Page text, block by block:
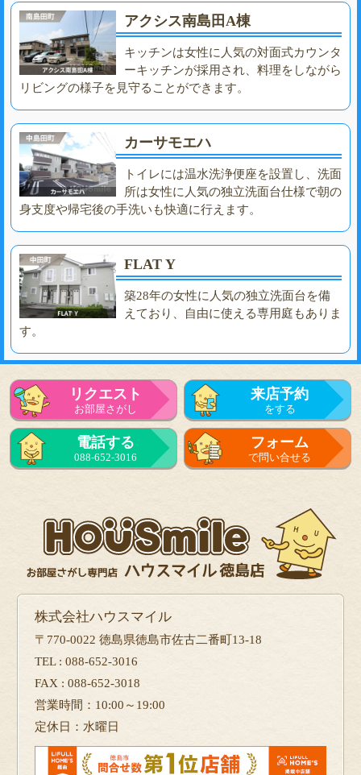
アクシス南島田A棟
キッチンは女性に人気の対面式カウンタ
ーキッチンが採用され、料理をしながら
リビングの様子を見守ることができます。
カーサモエハ
トイレには温水洗浄便座を設置し、洗面
所は女性に人気の独立洗面台仕様で朝の
身支度や帰宅後の手洗いも快適に行えます。
FLAT Y
築28年の女性に人気の独立洗面台を備
えており、自由に使える専用庭もありま
す。
リクエスト
お部屋さがし
来店予約
をする
電話する
088-652-3016
フォーム
で問い合せる
株式会社ハウスマイル
〒770-0022 徳島県徳島市佐古二番町13-18
TEL : 088-652-3016
FAX : 088-652-3018
営業時間：10:00～19:00
定休日：水曜日